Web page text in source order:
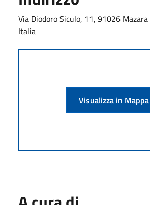
Via Diodoro Siculo, 11, 91026 Mazara
Italia
Visualizza in Mappa